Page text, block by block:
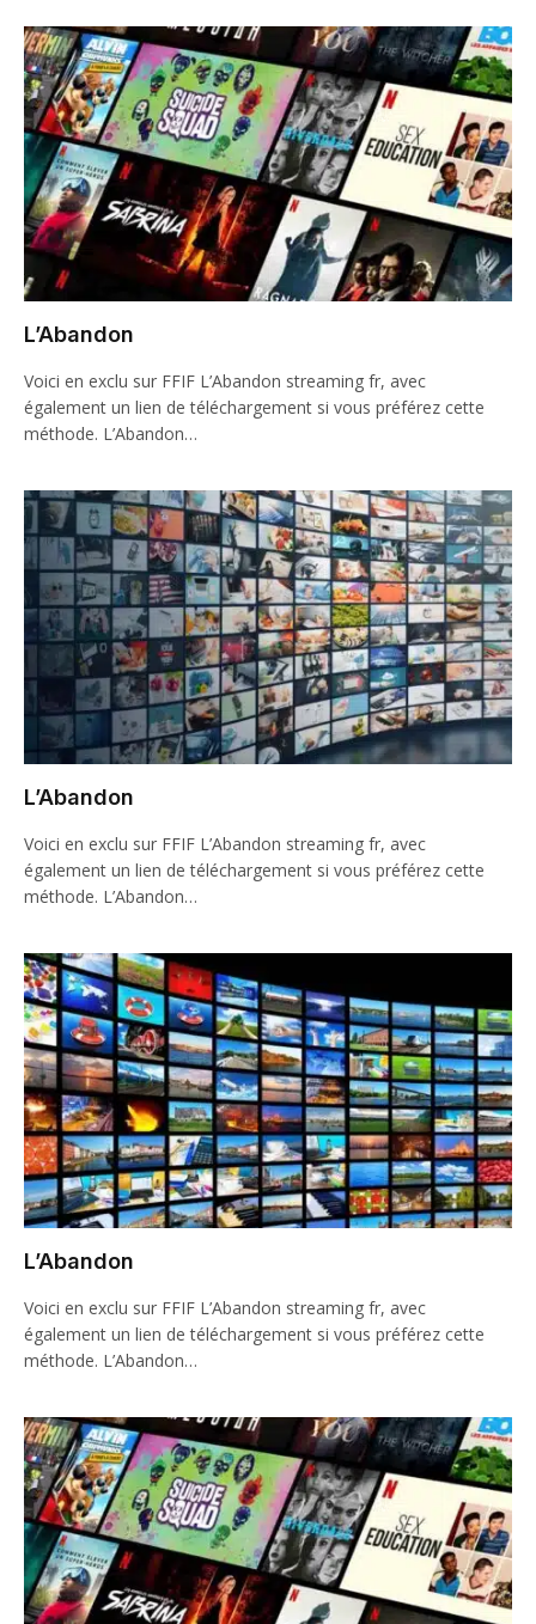
L’Abandon
Voici en exclu sur FFIF L’Abandon streaming fr, avec
également un lien de téléchargement si vous préférez cette
méthode. L’Abandon…
L’Abandon
Voici en exclu sur FFIF L’Abandon streaming fr, avec
également un lien de téléchargement si vous préférez cette
méthode. L’Abandon…
L’Abandon
Voici en exclu sur FFIF L’Abandon streaming fr, avec
également un lien de téléchargement si vous préférez cette
méthode. L’Abandon…